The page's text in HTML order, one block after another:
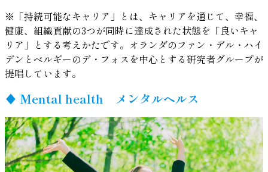
※「持続可能なキャリア」とは、キャリアを通じて、幸福、
健康、組織貢献の3つが同時に達成された状態を「良いキャ
リア」とする考えかたです。オランダのファン・デル・ハイ
デンとベルギーのデ・フォスを中心とする研究者グループが
提唱しています。
♦︎ Mental health メンタルヘルス